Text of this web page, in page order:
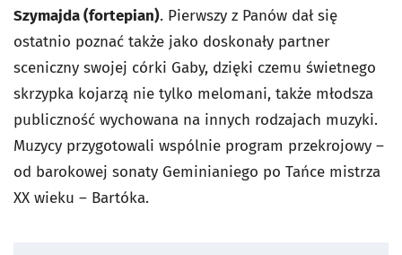
Szymajda (fortepian). Pierwszy z Panów dał się
ostatnio poznać także jako doskonały partner
sceniczny swojej córki Gaby, dzięki czemu świetnego
skrzypka kojarzą nie tylko melomani, także młodsza
publiczność wychowana na innych rodzajach muzyki.
Muzycy przygotowali wspólnie program przekrojowy –
od barokowej sonaty Geminianiego po Tańce mistrza
XX wieku – Bartóka.